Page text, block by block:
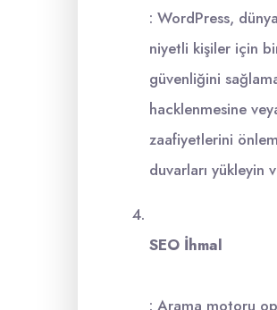
: WordPress,
niyetli kişiler için
güvenliğini
hacklenmesine
zaafiyetlerini
duvarları yükleyin
SEO İhmal
: Arama motoru